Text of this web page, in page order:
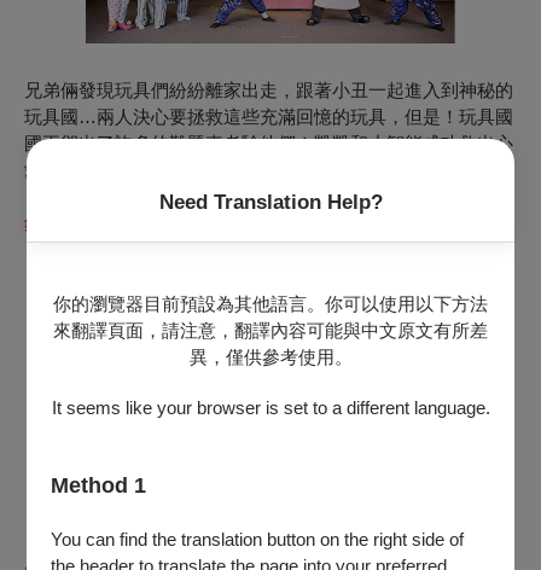
Need Translation Help?
你的瀏覽器目前預設為其他語言。你可以使用以下方法
來翻譯頁面，請注意，翻譯內容可能與中文原文有所差
異，僅供參考使用。
It seems like your browser is set to a different language.
Method 1
You can find the translation button on the right side of
the header to translate the page into your preferred
兄弟倆發現玩具們紛紛離家出走，跟著小丑一起進入到神秘的
玩具國…兩人決心要拯救這些充滿回憶的玩具，但是！玩具國
國王卻出了許多的難題來考驗他們！凱凱和小智能成功救出心
愛的玩具嗎？！
此劇將與台下觀眾互動演出，一起來幫助兄弟倆拯救即將被
銷毀的玩具吧！